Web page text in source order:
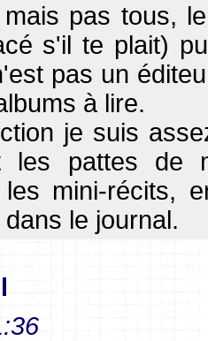
pas tous,
s'il te plait)
pas un
à lire.
je suis
pattes de
les mini-récits,
le journal.